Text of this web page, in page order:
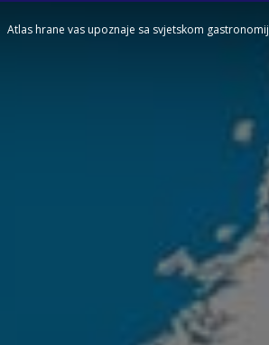
Atlas hrane vas upoznaje sa svjetskom